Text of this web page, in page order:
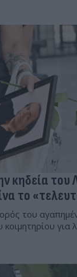
κηδεία του
το
του
για